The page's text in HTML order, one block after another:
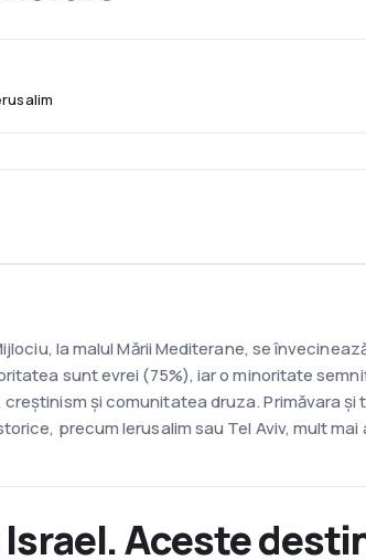
la malul Mării Mediterane, se
sunt evrei (75%), iar o minoritate
creștinism și comunitatea druza. Primăvara
precum Ierusalim sau Tel Aviv, mult mai
Aceste